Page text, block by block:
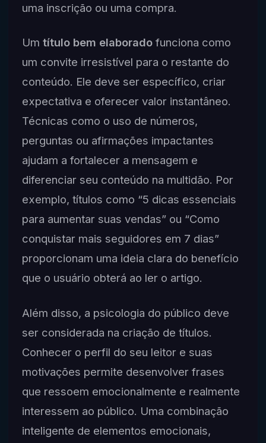
uma inscrição ou uma compra.
Um título bem elaboradofunciona como
um convite irresistível para o restante do
conteúdo. Ele deve ser específico, criar
expectativa e oferecer valor instantâneo.
Técnicas como o uso de números,
perguntas ou afirmações impactantes
ajudam a fortalecer a mensagem e
diferenciar seu conteúdo na multidão. Por
exemplo, títulos como “5 dicas essenciais
para aumentar suas vendas” ou “Como
conquistar mais seguidores em 7 dias”
proporcionam uma ideia clara do benefício
que o usuário obterá ao ler o artigo.
Além disso, a psicologia do público deve
ser considerada na criação de títulos.
Conhecer o perfil do seu leitor e suas
motivações permite desenvolver frases
que ressoem emocionalmente e realmente
interessem ao público. Uma combinação
inteligente de elementos emocionais,